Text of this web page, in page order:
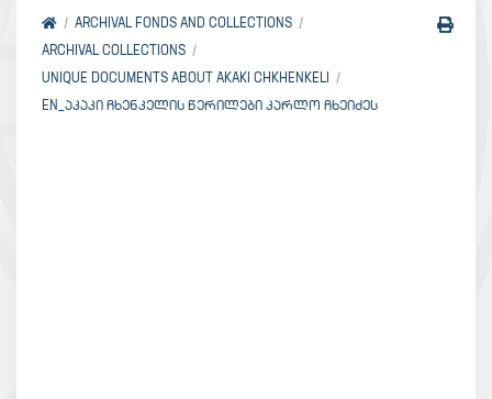
ARCHIVAL FONDS AND COLLECTIONS
ARCHIVAL COLLECTIONS
UNIQUE DOCUMENTS ABOUT AKAKI CHKHENKELI
EN_ᲐᲙᲐᲙᲘ ᲩᲮᲔᲜᲙᲔᲚᲘᲡ ᲬᲔᲠᲘᲚᲔᲑᲘ ᲙᲐᲠᲚᲝ ᲩᲮᲔᲘᲫᲔᲡ